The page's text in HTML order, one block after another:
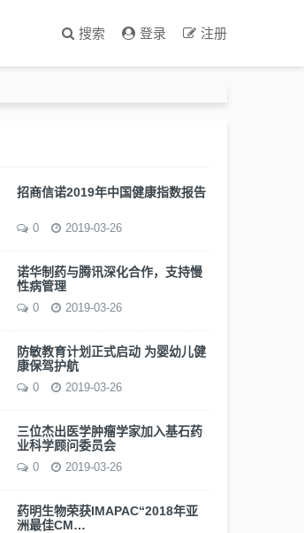
搜索 登录 注册
招商信诺2019年中国健康指数报告
0 2019-03-26
诺华制药与腾讯深化合作，支持慢
性病管理
0 2019-03-26
防敏教育计划正式启动 为婴幼儿健
康保驾护航
0 2019-03-26
三位杰出医学肿瘤学家加入基石药
业科学顾问委员会
0 2019-03-26
药明生物荣获IMAPAC“2018年亚
洲最佳CM…